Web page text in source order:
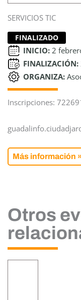
SERVICIOS TIC
FINALIZADO
INICIO: 2
FINALIZACIÓN:
ORGANIZA:
Inscripciones:
Más información
Otros